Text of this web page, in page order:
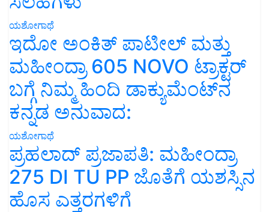
ಯಶೋಗಾಥೆ
ಇದೋ ಅಂಕಿತ್ ಪಾಟೀಲ್ ಮತ್ತು
ಮಹೀಂದ್ರಾ 605 NOVO ಟ್ರಾಕ್ಟರ್
ಬಗ್ಗೆ ನಿಮ್ಮ ಹಿಂದಿ ಡಾಕ್ಯುಮೆಂಟ್‌ನ
ಕನ್ನಡ ಅನುವಾದ:
ಯಶೋಗಾಥೆ
ಪ್ರಹಲಾದ್ ಪ್ರಜಾಪತಿ: ಮಹೀಂದ್ರಾ
275 DI TU PP ಜೊತೆಗೆ ಯಶಸ್ಸಿನ
ಹೊಸ ಎತ್ತರಗಳಿಗೆ